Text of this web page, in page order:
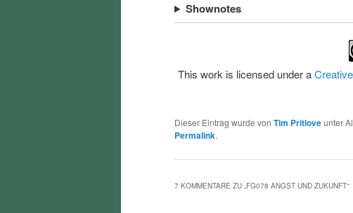
Shownotes
This work is licensed under a
Dieser Eintrag wurde von Tim Pritloveunter
Permalink.
7 KOMMENTARE ZU „FG078 ANGST UND ZUKUNFT“